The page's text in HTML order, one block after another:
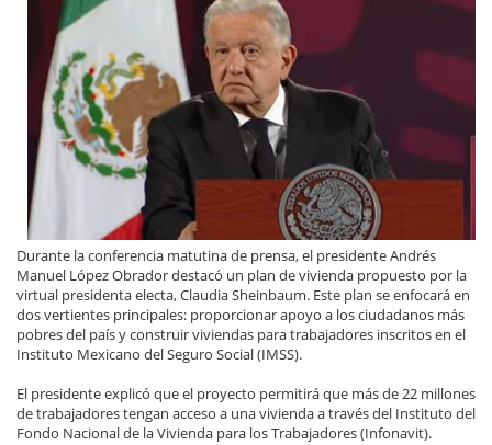
Durante la conferencia matutina de prensa, el presidente Andrés
Manuel López Obrador destacó un plan de vivienda propuesto por la
virtual presidenta electa, Claudia Sheinbaum. Este plan se enfocará en
dos vertientes principales: proporcionar apoyo a los ciudadanos más
pobres del país y construir viviendas para trabajadores inscritos en el
Instituto Mexicano del Seguro Social (IMSS).
El presidente explicó que el proyecto permitirá que más de 22 millones
de trabajadores tengan acceso a una vivienda a través del Instituto del
Fondo Nacional de la Vivienda para los Trabajadores (Infonavit).